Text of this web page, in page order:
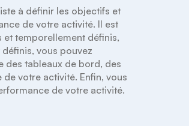
à définir les objectifs et
de votre activité. Il est
temporellement définis,
vous pouvez
des tableaux de bord, des
votre activité. Enfin, vous
de votre activité.